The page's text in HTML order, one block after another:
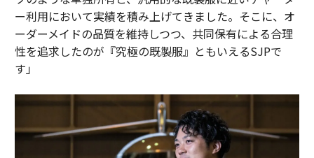
ー利用において実績を積み上げてきました。そこに、オ
ーダーメイドの品質を維持しつつ、共同保有による合理
性を追求したのが『究極の既製服』ともいえるSJPで
す」